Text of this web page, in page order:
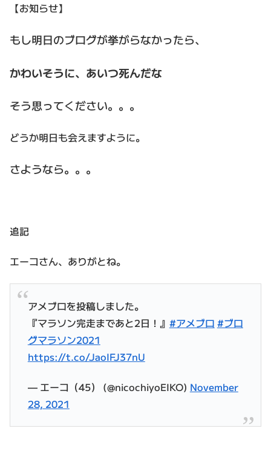
【お知らせ】
もし明日のブログが挙がらなかったら、
かわいそうに、あいつ死んだな
そう思ってください。。。
どうか明日も会えますように。
さようなら。。。
追記
エーコさん、ありがとね。
アメブロを投稿しました。
『マラソン完走まであと2日！』 #アメブロ #ブロ
グマラソン2021
https://t.co/JaoIFJ37nU
— エーコ（45） (@nicochiyoEIKO) November
28, 2021